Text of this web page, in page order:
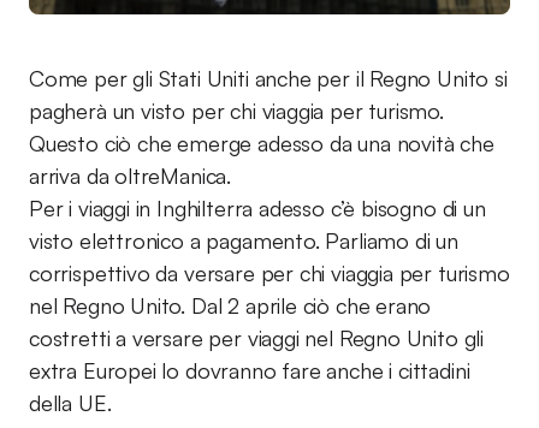
Come per gli Stati Uniti anche per il Regno Unito si
pagherà un visto per chi viaggia per turismo.
Questo ciò che emerge adesso da una novità che
arriva da oltreManica.
Per i viaggi in Inghilterra adesso c’è bisogno di un
visto elettronico a pagamento. Parliamo di un
corrispettivo da versare per chi viaggia per turismo
nel Regno Unito. Dal 2 aprile ciò che erano
costretti a versare per viaggi nel Regno Unito gli
extra Europei lo dovranno fare anche i cittadini
della UE.